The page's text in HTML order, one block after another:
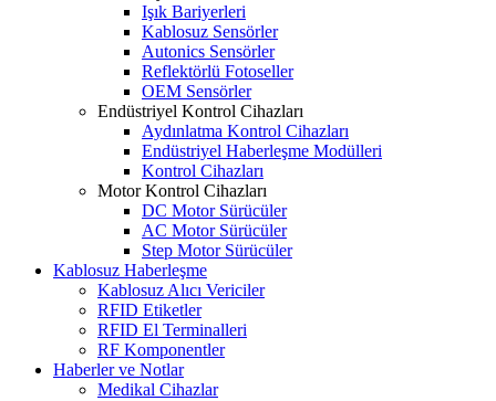
Işık Bariyerleri
Kablosuz Sensörler
Autonics Sensörler
Reflektörlü Fotoseller
OEM Sensörler
Endüstriyel Kontrol Cihazları
Aydınlatma Kontrol Cihazları
Endüstriyel Haberleşme Modülleri
Kontrol Cihazları
Motor Kontrol Cihazları
DC Motor Sürücüler
AC Motor Sürücüler
Step Motor Sürücüler
Kablosuz Haberleşme
Kablosuz Alıcı Vericiler
RFID Etiketler
RFID El Terminalleri
RF Komponentler
Haberler ve Notlar
Medikal Cihazlar